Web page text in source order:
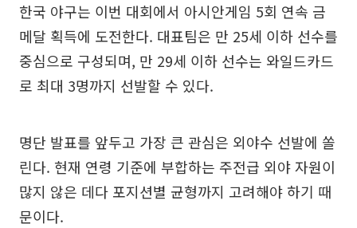
한국 야구는 이번 대회에서 아시안게임 5회 연속 금
메달 획득에 도전한다. 대표팀은 만 25세 이하 선수를
중심으로 구성되며, 만 29세 이하 선수는 와일드카드
로 최대 3명까지 선발할 수 있다.
명단 발표를 앞두고 가장 큰 관심은 외야수 선발에 쏠
린다. 현재 연령 기준에 부합하는 주전급 외야 자원이
많지 않은 데다 포지션별 균형까지 고려해야 하기 때
문이다.